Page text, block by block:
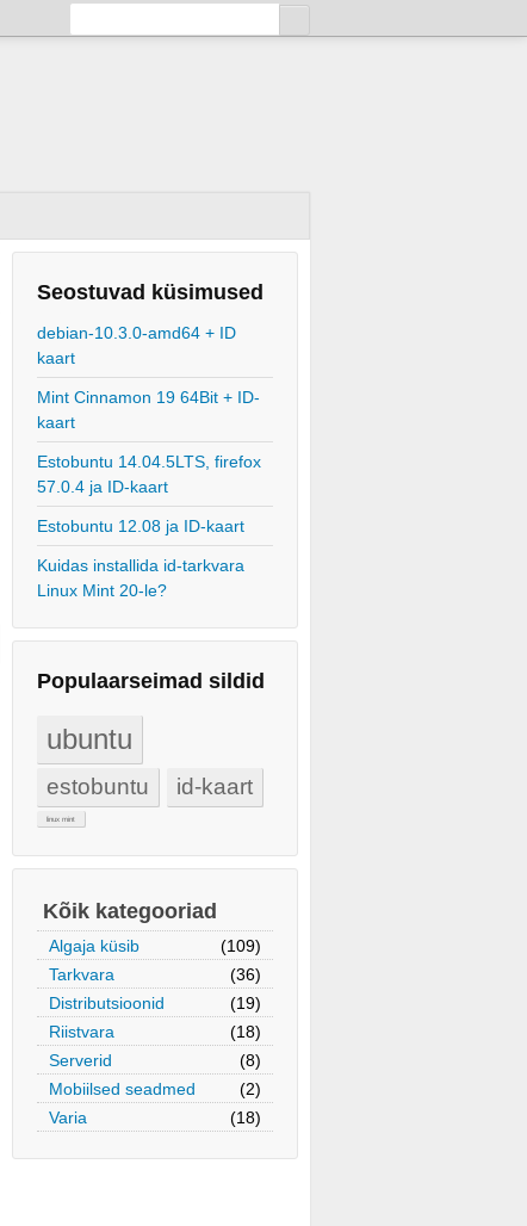
Seostuvad küsimused
debian-10.3.0-amd64 + ID
kaart
Mint Cinnamon 19 64Bit + ID-
kaart
Estobuntu 14.04.5LTS, firefox
57.0.4 ja ID-kaart
Estobuntu 12.08 ja ID-kaart
Kuidas installida id-tarkvara
Linux Mint 20-le?
Populaarseimad sildid
ubuntu
estobuntu id-kaart
linux mint
Kõik kategooriad
Algaja küsib
(109)
Tarkvara
(36)
Distributsioonid
(19)
Riistvara
(18)
Serverid
(8)
Mobiilsed seadmed
(2)
Varia
(18)